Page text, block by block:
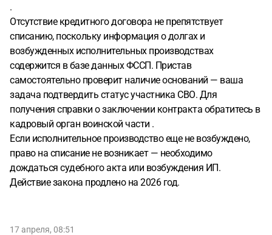
.
Отсутствие кредитного договора не препятствует
списанию, поскольку информация о долгах и
возбужденных исполнительных производствах
содержится в базе данных ФССП. Пристав
самостоятельно проверит наличие оснований — ваша
задача подтвердить статус участника СВО. Для
получения справки о заключении контракта обратитесь в
кадровый орган воинской части .
Если исполнительное производство еще не возбуждено,
право на списание не возникает — необходимо
дождаться судебного акта или возбуждения ИП.
Действие закона продлено на 2026 год.
17 апреля, 08:51